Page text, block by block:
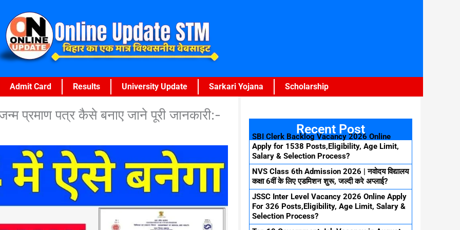
Admit Card Results University Update Sarkari Yojana Scholarship
पत्र कैसे बनाए जाने पूरी जानकारी:-
Recent Post
SBI Clerk Backlog Vacancy 2026 Online
Apply for 1538 Posts,Eligibility, Age Limit,
Salary & Selection Process?
NVS Class 6th Admission 2026 | नवोदय विद्यालय
कक्षा 6वीं के लिए एडमिशन शुरू, जल्दी करे अप्लाई?
JSSC Inter Level Vacancy 2026 Online Apply
For 326 Posts,Eligibility, Age Limit, Salary &
Selection Process?